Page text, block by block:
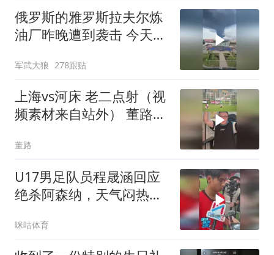
俄罗斯的雅罗斯拉夫尔炼
油厂昨晚遭到袭击 今天依
军武大狼 278跟贴
上海vs河床 老二点射（视
频素材来自站外） 董路的
董路
U17男足队员程晟涵回应
绝杀阿森纳，天气闷热不
了
咪咕体育